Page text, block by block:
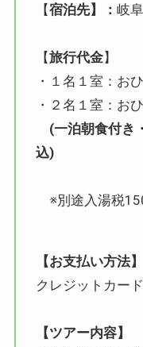
【宿泊先】：岐
【旅行代金】
・１名１室：
・２名１室：お
(一泊朝食付き
込)
※別途入湯税
【お支払い方法】
クレジットカー
【ツアー内容】